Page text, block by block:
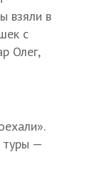
взяли в
с
Олег,
туры —